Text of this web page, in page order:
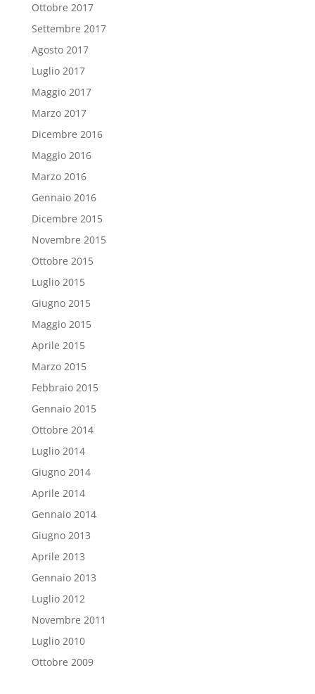
Ottobre 2017
Settembre 2017
Agosto 2017
Luglio 2017
Maggio 2017
Marzo 2017
Dicembre 2016
Maggio 2016
Marzo 2016
Gennaio 2016
Dicembre 2015
Novembre 2015
Ottobre 2015
Luglio 2015
Giugno 2015
Maggio 2015
Aprile 2015
Marzo 2015
Febbraio 2015
Gennaio 2015
Ottobre 2014
Luglio 2014
Giugno 2014
Aprile 2014
Gennaio 2014
Giugno 2013
Aprile 2013
Gennaio 2013
Luglio 2012
Novembre 2011
Luglio 2010
Ottobre 2009